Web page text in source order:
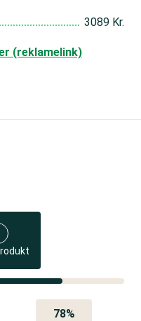
3089 Kr.
(reklamelink)
78%